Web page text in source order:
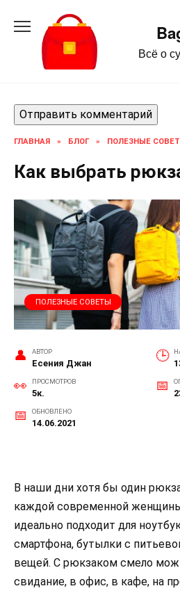
содержанию
Всё о
ГЛАВНАЯ » БЛОГ » ПОЛЕЗНЫЕ
Как выбрать
ПОЛЕЗНЫЕ СОВЕТЫ
АВТОР
Есения Джан
ПРОСМОТРОВ
5к.
ОБНОВЛЕНО
14.06.2021
В наши дни хотя бы один
каждой современной
идеально подходит для
смартфона, бутылки с
вещей. С рюкзаком смело
свидание, в офис, в кафе, на